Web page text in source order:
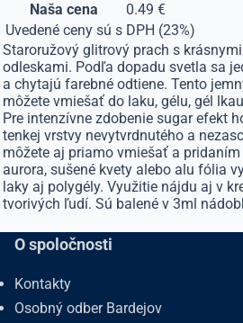
Naša cena
0.49 €
Uvedené ceny sú s DPH (23%)
Staroružový glitrový prach s
odleskami. Podľa dopadu svetla sa
a chytajú farebné odtiene. Tento
môžete vmiešať do laku, gélu, gél
Pre intenzívne zdobenie sugar efekt
tenkej vrstvy nevytvrdnutého a
môžete aj priamo vmiešať a
aurora, sušené kvety alebo alu fólia
laky aj polygély. Využitie nájdu aj v
tvorivých ľudí. Sú balené v 3ml
O spoločnosti
Kontakty
Osobný odber Bardejov